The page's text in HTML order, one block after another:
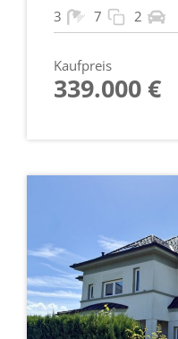
3 7 2
Kaufpreis
339.000 €